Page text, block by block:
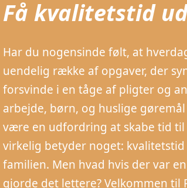
Få kvalitetstid
Har du nogensinde følt, at
uendelig række af opgaver, der
forsvinde i en tåge af pligter og
arbejde, børn, og huslige
være en udfordring at skabe tid til
virkelig betyder noget: kvalitetstid
familien. Men hvad hvis der var
gjorde det lettere? Velkommen til